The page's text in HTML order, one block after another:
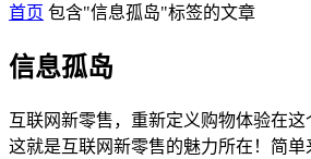
首页 包含"信息孤岛"标签的文章
信息孤岛
互联网新零售，重新定义购物体验在
这就是互联网新零售的魅力所在！简